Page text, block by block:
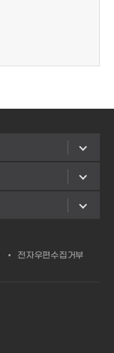
전자우편수집거부